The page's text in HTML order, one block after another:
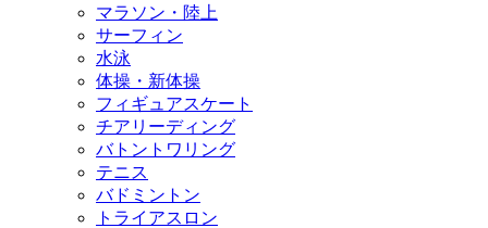
マラソン・陸上
サーフィン
水泳
体操・新体操
フィギュアスケート
チアリーディング
バトントワリング
テニス
バドミントン
トライアスロン